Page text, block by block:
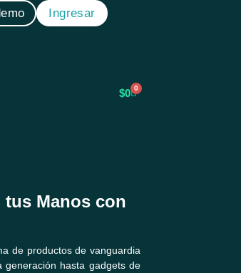
Ingresar
$0 0
tus Manos con
de productos de vanguardia
generación hasta gadgets de